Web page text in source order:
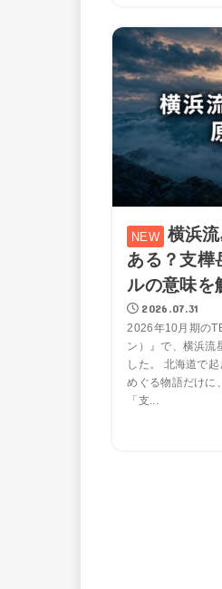
横浜
ある？支樺
ルの意味を
2026.07.31
2026年10月期の
ン）』で、横浜流
した。 北海道で
めぐる物語だけに
「支...